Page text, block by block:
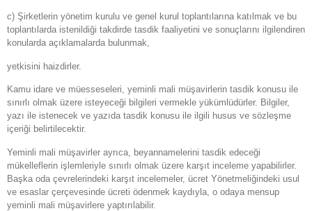
c) Şirketlerin yönetim kurulu ve genel kurul toplantılarına katılmak ve bu
toplantılarda istenildiği takdirde tasdik faaliyetini ve sonuçlarını ilgilendiren
konularda açıklamalarda bulunmak,
yetkisini haizdirler.
Kamu idare ve müesseseleri, yeminli mali müşavirlerin tasdik konusu ile
sınırlı olmak üzere isteyeceği bilgileri vermekle yükümlüdürler. Bilgiler,
yazı ile istenecek ve yazıda tasdik konusu ile ilgili husus ve sözleşme
içeriği belirtilecektir.
Yeminli mali müşavirler ayrıca, beyannamelerini tasdik edeceği
mükelleflerin işlemleriyle sınırlı olmak üzere karşıt inceleme yapabilirler.
Başka oda çevrelerindeki karşıt incelemeler, ücret Yönetmeliğindeki usul
ve esaslar çerçevesinde ücreti ödenmek kaydıyla, o odaya mensup
yeminli mali müşavirlere yaptırılabilir.